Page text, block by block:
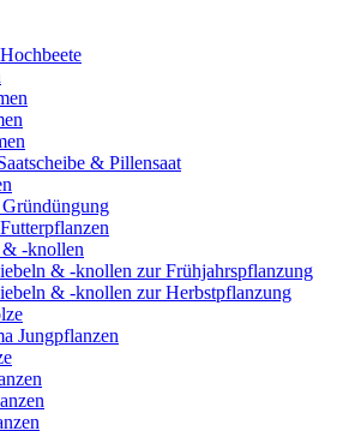
& Pillensaat
Gründüngung
-knollen
& -knollen zur Frühjahrspflanzung
& -knollen zur Herbstpflanzung
Jungpflanzen